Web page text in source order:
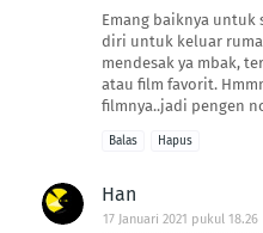
Emang baiknya untuk
diri untuk keluar
mendesak ya mbak,
atau film favorit.
filmnya..jadi pengen
Balas Hapus
Han
17 Januari 2021 pukul 18.26